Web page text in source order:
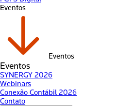
Eventos
Eventos
Eventos
SYNERGY 2026
Webinars
Conexão Contábil 2026
Contato